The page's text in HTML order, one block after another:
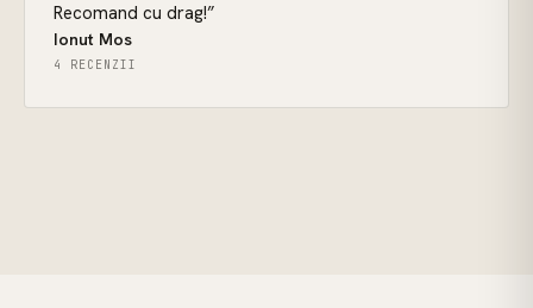
Recomand cu drag!”
Ionut Mos
4 RECENZII